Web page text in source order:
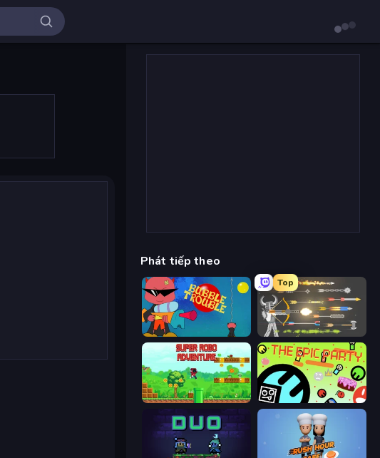
Phát tiếp theo
Bubble Trouble
Top
Ragdoll Archers
Super Robo - Adventure The Epic Party